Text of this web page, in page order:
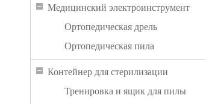
Медицинский электроинструмент
Ортопедическая дрель
Ортопедическая пила
Контейнер для стерилизации
Тренировка и ящик для пилы